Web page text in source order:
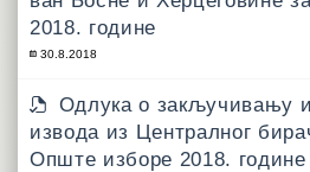
2018. године
30.8.2018
Одлука о закључивању
извода из Централног
Опште изборе 2018.